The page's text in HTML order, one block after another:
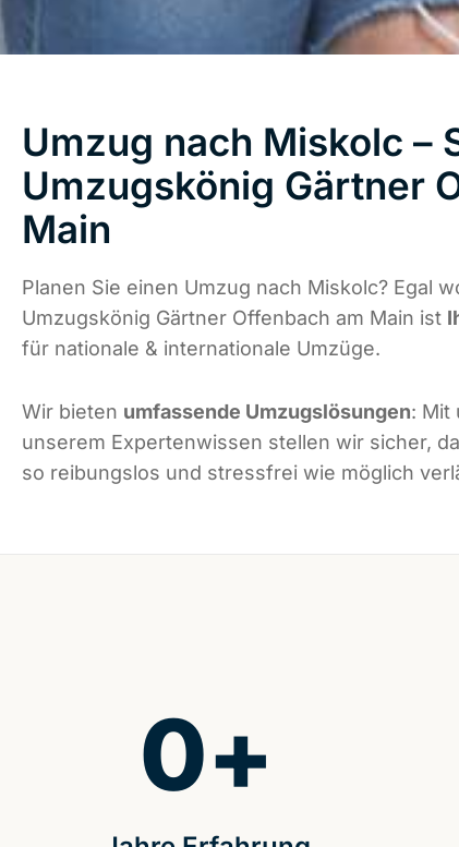
Umzug nach Miskolc –
Umzugskönig Gärtner
Main
Planen Sie einen Umzug nach Miskolc? Egal
Umzugskönig Gärtner Offenbach am Main ist
für nationale & internationale Umzüge.
Wir bieten umfassende Umzugslösungen: Mit
unserem Expertenwissen stellen wir sicher,
so reibungslos und stressfrei wie möglich
0+